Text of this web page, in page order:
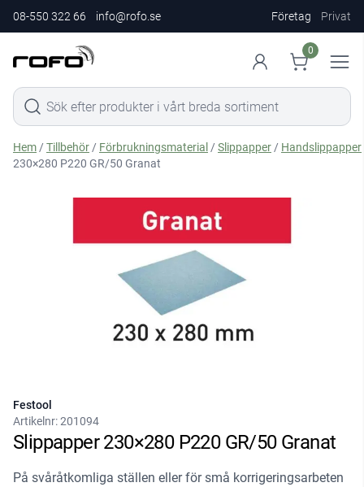
08-550 322 66 info@rofo.se Företag Privat
0
Hem /Tillbehör / Förbrukningsmaterial /Slippapper / Handslippapper
230×280 P220 GR/50 Granat
Festool
Artikelnr:201094
Slippapper 230×280 P220 GR/50 Granat
På svåråtkomliga ställen eller för små korrigeringsarbeten